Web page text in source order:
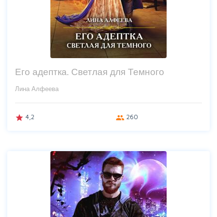
Его адептка. Светлая для Темного
Лина Алфеева
grade 4,2 group 260